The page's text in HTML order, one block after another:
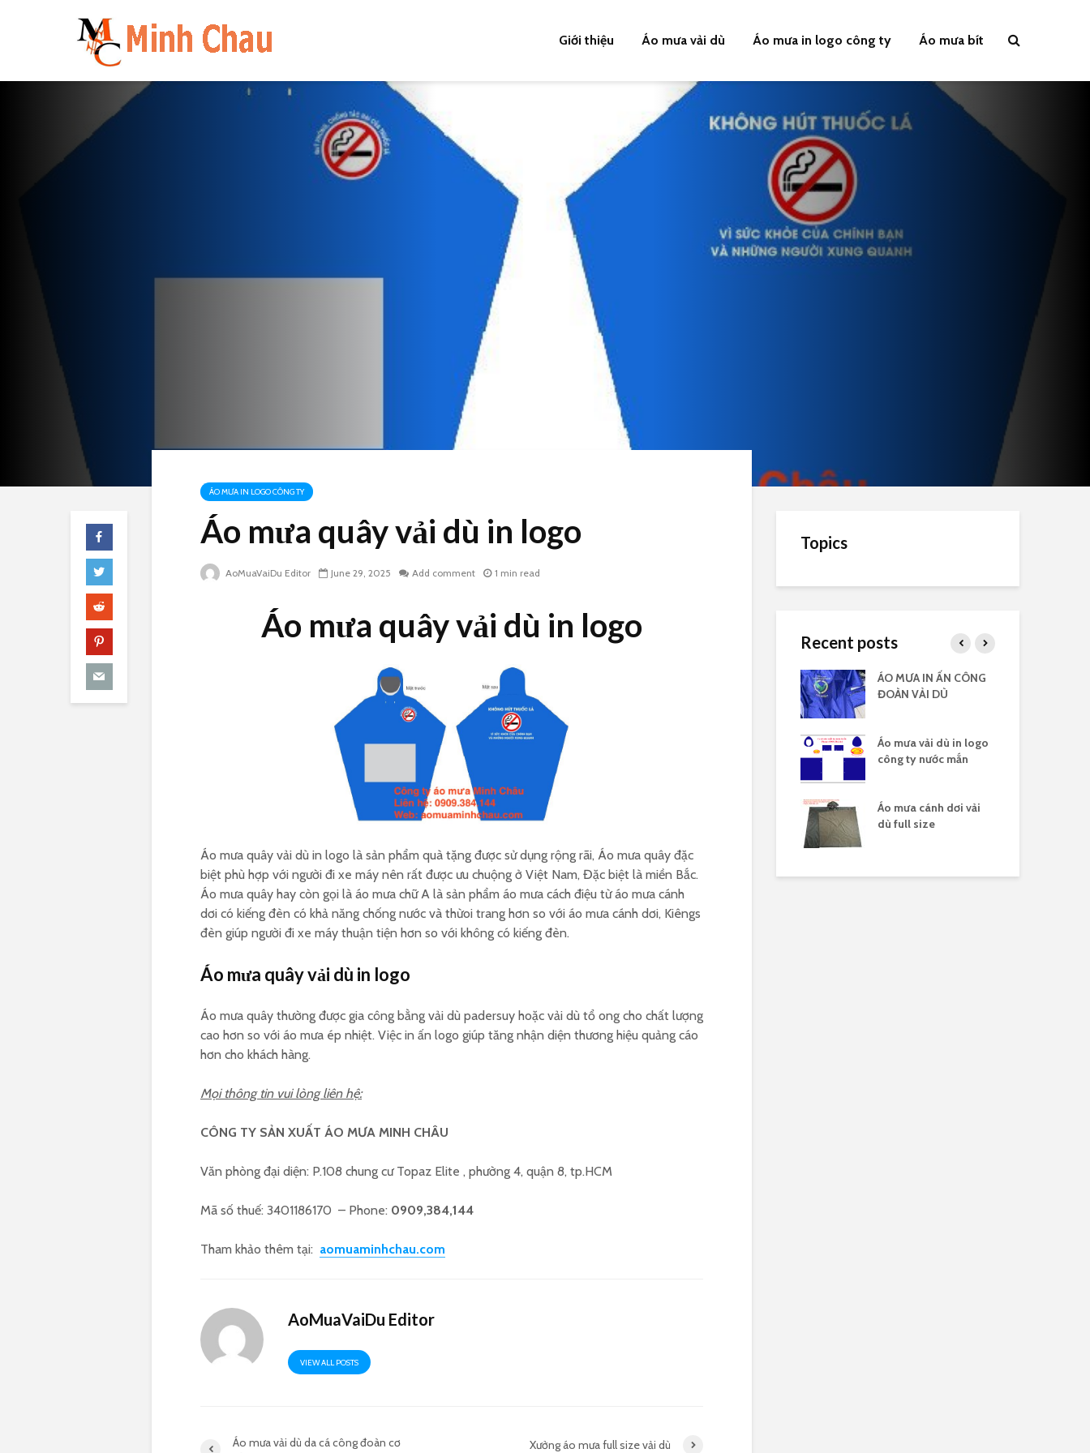
Giới thiệu Áo mưa vải dù Áo mưa in logo công ty Áo mưa bít
ÁO MƯA IN LOGO CÔNG TY
Áo mưa quây vải dù in logo
AoMuaVaiDu Editor June 29, 2025 Add comment 1 min read
Áo mưa quây vải dù in logo
Áo mưa quây vải dù in logo là sản phẩm quà tặng được sử dụng rộng rãi, Áo mưa quây đặc
biệt phù hợp với người đi xe máy nên rất được ưu chuộng ở Việt Nam, Đặc biệt là miền Bắc.
Áo mưa quây hay còn gọi là áo mưa chữ A là sản phẩm áo mưa cách điệu từ áo mưa cánh
dơi có kiếng đèn có khả năng chống nước và thừoi trang hơn so với áo mưa cánh dơi, Kiêngs
đèn giúp người đi xe máy thuận tiện hơn so với không có kiếng đèn.
Áo mưa quây vải dù in logo
Áo mưa quây thường được gia công bằng vải dù padersuy hoặc vải dù tổ ong cho chất lượng
cao hơn so với áo mưa ép nhiệt. Việc in ấn logo giúp tăng nhận diện thương hiệu quảng cáo
hơn cho khách hàng.
Mọi thông tin vui lòng liên hệ:
CÔNG TY SẢN XUẤT ÁO MƯA MINH CHÂU
Văn phòng đại diện: P.108 chung cư Topaz Elite , phường 4, quận 8, tp.HCM
Mã số thuế: 3401186170 – Phone: 0909,384,144
Tham khảo thêm tại: aomuaminhchau.com
AoMuaVaiDu Editor
VIEW ALL POSTS
Áo mưa vải dù da cá công đoàn cơ
Xưởng áo mưa full size vải dù
Topics
Recent posts
Áo mưa vải dù da cá
công đoàn cơ sở
Áo mưa full size vải dù
Áo mưa vải dù có kiếng
đèn in logo
ÁO MƯA IN ẤN CÔNG
ĐOÀN VẢI DÙ
Áo mưa vải dù in logo
công ty nước mắn
Áo mưa cánh dơi vải
dù full size